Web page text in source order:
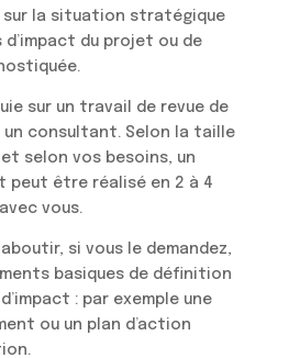
la situation stratégique
du projet ou de
sur un travail de revue de
un consultant. Selon la taille
selon vos besoins, un
peut être réalisé en 2 à 4
vous.
si vous le demandez,
basiques de définition
: par exemple une
ou un plan d’action